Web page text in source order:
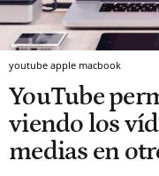
youtube apple macbook
YouTube
viendo los
medias en